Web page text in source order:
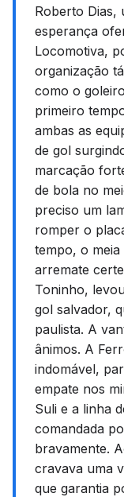
Roberto Dias,
esperança
Locomotiva,
organização
como o
primeiro
ambas as
de gol
marcação
de bola no
preciso um
romper o
tempo, o
arremate
Toninho,
gol salvador,
paulista. A
ânimos. A
indomável,
empate nos
Suli e a linha
comandada
bravamente.
cravava uma
que garantia